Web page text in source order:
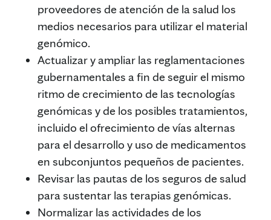
proveedores de atención de la salud los
medios necesarios para utilizar el material
genómico.
Actualizar y ampliar las reglamentaciones
gubernamentales a fin de seguir el mismo
ritmo de crecimiento de las tecnologías
genómicas y de los posibles tratamientos,
incluido el ofrecimiento de vías alternas
para el desarrollo y uso de medicamentos
en subconjuntos pequeños de pacientes.
Revisar las pautas de los seguros de salud
para sustentar las terapias genómicas.
Normalizar las actividades de los